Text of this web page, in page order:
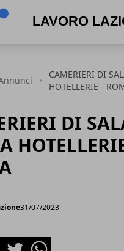
CAMERIERI DI
HOTELLERIE -
DI
31/07/2023
TwitterWhatsapp